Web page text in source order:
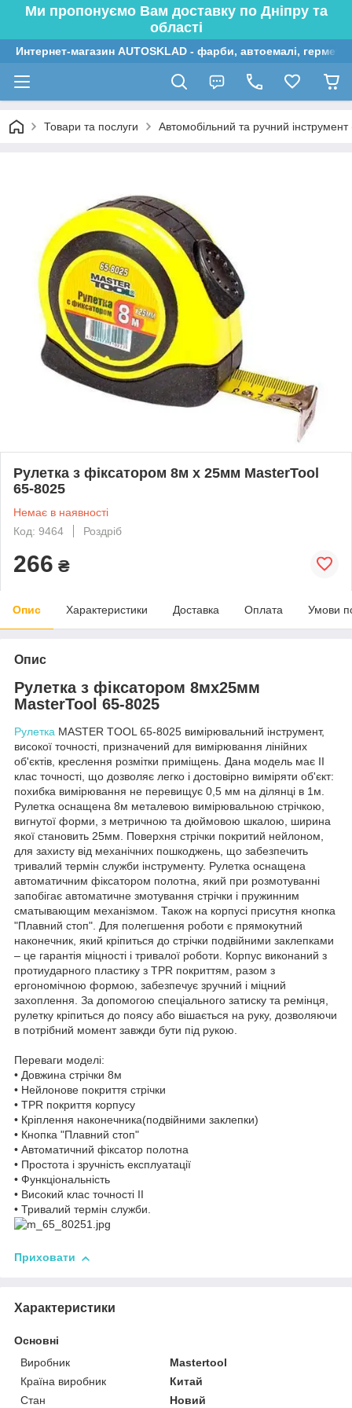
Ми пропонуємо Вам доставку по Дніпру та
області
Интернет-магазин AUTOSKLAD - фарби, автоемалі,
Товари та послуги Автомобільний та ручний
Рулетка з фіксатором 8м х 25мм MasterTool
65-8025
Немає в наявності
Код: 9464
Роздріб
266 ₴
Опис Характеристики Доставка Оплата Умови
Опис
Рулетка з фіксатором 8мх25мм
MasterTool 65-8025
Рулетка MASTER TOOL 65-8025 вимірювальний інструмент,
високої точності, призначений для вимірювання лінійних
об'єктів, креслення розмітки приміщень. Дана модель має ІІ
клас точності, що дозволяє легко і достовірно виміряти об'єкт:
похибка вимірювання не перевищує 0,5 мм на ділянці в 1м.
Рулетка оснащена 8м металевою вимірювальною стрічкою,
вигнутої форми, з метричною та дюймовою шкалою, ширина
якої становить 25мм. Поверхня стрічки покритий нейлоном,
для захисту від механічних пошкоджень, що забезпечить
тривалий термін служби інструменту. Рулетка оснащена
автоматичним фіксатором полотна, який при розмотуванні
запобігає автоматичне змотування стрічки і пружинним
сматывающим механізмом. Також на корпусі присутня кнопка
"Плавний стоп". Для полегшення роботи є прямокутний
наконечник, який кріпиться до стрічки подвійними заклепками
– це гарантія міцності і тривалої роботи. Корпус виконаний з
протиударного пластику з TPR покриттям, разом з
ергономічною формою, забезпечує зручний і міцний
захоплення. За допомогою спеціального затиску та ремінця,
рулетку кріпиться до поясу або вішається на руку, дозволяючи
в потрібний момент завжди бути під рукою.
Переваги моделі:
• Довжина стрічки 8м
• Нейлонове покриття стрічки
• TPR покриття корпусу
• Кріплення наконечника(подвійними заклепки)
• Кнопка "Плавний стоп"
• Автоматичний фіксатор полотна
• Простота і зручність експлуатації
• Функціональність
• Високий клас точності II
• Тривалий термін служби.
Приховати
Характеристики
Основні
Виробник
Mastertool
Країна виробник
Китай
Стан
Новий